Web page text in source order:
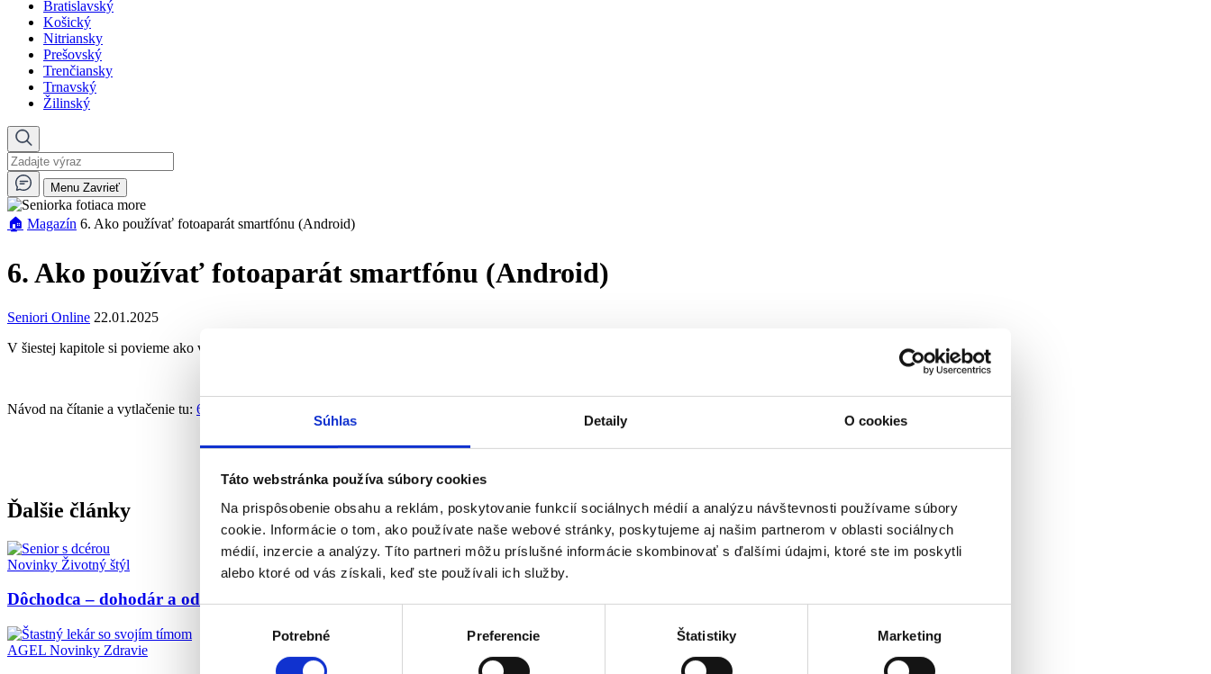
Súhlas Detaily O cookies
Táto webstránka používa súbory cookies
Na prispôsobenie obsahu a reklám, poskytovanie funkcií sociálnych médií a analýzu návštevnosti používame súbory
cookie. Informácie o tom, ako používate naše webové stránky, poskytujeme aj našim partnerom v oblasti sociálnych
médií, inzercie a analýzy. Títo partneri môžu príslušné informácie skombinovať s ďalšími údajmi, ktoré ste im poskytli
alebo ktoré od vás získali, keď ste používali ich služby.
Potrebné Preferencie Štatistiky Marketing
Bratislavský
Košický
Nitriansky
Prešovský
Trenčiansky
Trnavský
Žilinský
Menu Zavrieť
🏠︎ Magazín 6. Ako používať fotoaparát smartfónu (Android)
6. Ako používať fotoaparát smartfónu (Android)
Seniori Online 22.01.2025
V šiestej kapitole si povieme ako viete cez svoj smartfón fotiť alebo natáčať videá, organizovať si ich do albumov a zdieľať ich so svojimi blízkymi.
Návod na čítanie a vytlačenie tu: 6. Ako používať fotoaparát smartfónu_aOS
6. Ako používať fotoaparát smartfónu (Android)
Ďalšie články
Novinky Životný štýl
Dôchodca – dohodár a odvodová úľava
AGEL Novinky Zdravie